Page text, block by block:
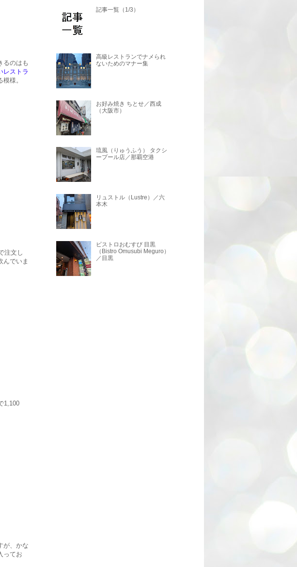
るのはも
レストラ
様。
注文し
んでいま
1,100
が、かな
ってお
記事一覧（1/3）
高級レストランでナメられ
ないためのマナー集
お好み焼き ちとせ／西成
（大阪市）
琉風（りゅうふう） タクシ
ープール店／那覇空港
リュストル（Lustre）／六
本木
ビストロおむすび 目黒
（Bistro Omusubi Meguro）
／目黒